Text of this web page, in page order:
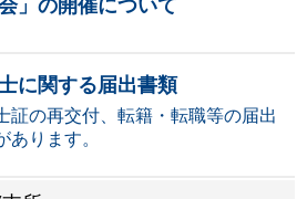
」の開催について
に関する届出書類
証の再交付、転籍・転職等の届出
あります。